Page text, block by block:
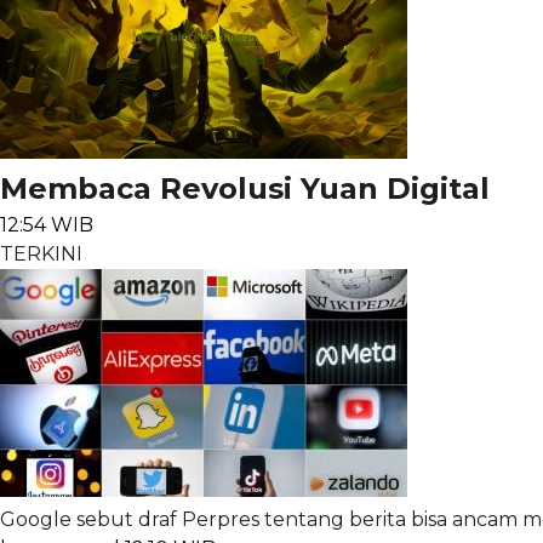
Membaca Revolusi Yuan Digital
12:54 WIB
TERKINI
Google sebut draf Perpres tentang berita bisa ancam